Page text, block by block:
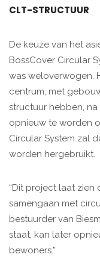
CLT-STRUCTUUR
De keuze van het
BossCover Circular
was weloverwogen.
centrum, met
structuur hebben,
opnieuw te worden
Circular System zal
worden hergebruikt.
“Dit project laat
samengaan met
bestuurder van
staat, kan later
bewoners.”